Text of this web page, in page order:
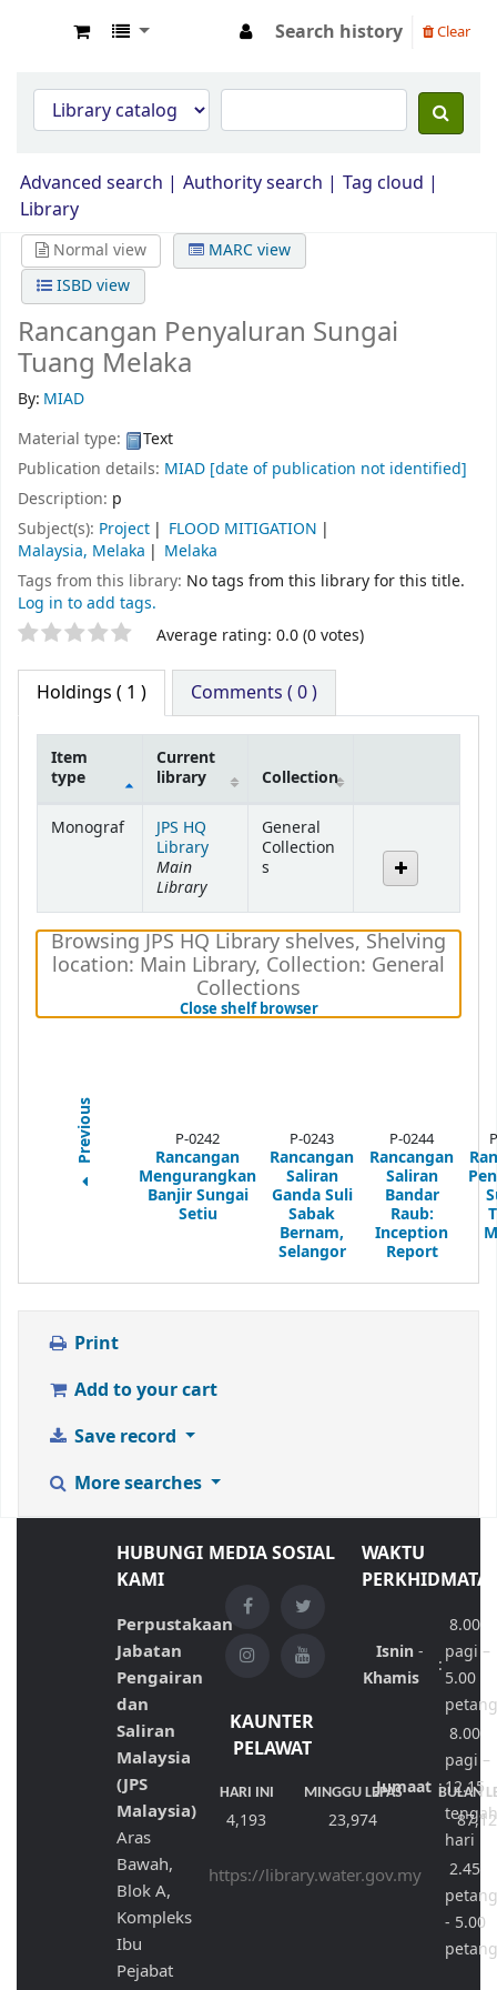
Search history Clear
Advanced search Authority search
Tag cloud
Library
Normal view
MARC view
ISBD view
Rancangan Penyaluran Sungai
Tuang Melaka
By: MIAD
Material type:
Text
Publication details: MIAD [date of publication not identified]
Description: p
Subject(s): Project
FLOOD MITIGATION
Malaysia, Melaka
Melaka
Tags from this library: No tags from this library for this title.
Log in to add tags.
Average rating: 0.0 (0 votes)
Holdings ( 1 ) Comments ( 0 )
Item
type
Current
library
Collection
Monograf
JPS HQ
Library
Main
Library
General
Collection
s
Browsing JPS HQ Library shelves, Shelving
location: Main Library, Collection: General
Collections
Close shelf browser(Hides shelf browser)
Previous P-0242
Rancangan
Mengurangkan
Banjir Sungai
Setiu
P-0243
Rancangan
Saliran
Ganda Suli
Sabak
Bernam,
Selangor
P-0244
Rancangan
Saliran
Bandar
Raub:
Inception
Report
Print
Add to your cart
Save record
More searches
HUBUNGI
KAMI
Perpustakaan
Jabatan
Pengairan
dan
Saliran
Malaysia
(JPS
Malaysia)
Aras
Bawah,
Blok A,
Kompleks
Ibu
Pejabat
MEDIA SOSIAL
KAUNTER
PELAWAT
HARI INI MINGGU LEPAS BULAN
4,193 23,974
https://library.water.gov.my
WAKTU
Isnin-
Khamis
:
8.00
pagi –
5.00
Jumaat :
8.00
pagi –
12.15
hari
2.45
- 5.00